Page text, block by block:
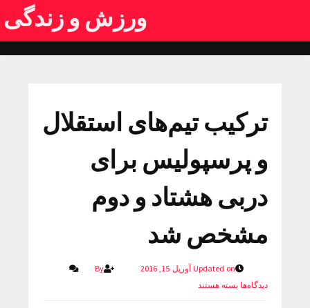
ورزش و زندگی
ترکیب تیم‌های استقلال
و پرسپولیس برای
دربی هشتاد و دوم
مشخص شد
Updated on آوریل 15, 2016
By
دیدگاه‌هابسته هستند